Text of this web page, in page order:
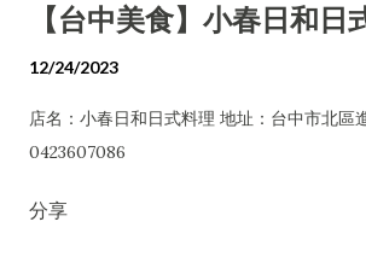
【台中美食】小春日和日
12/24/2023
店名：小春日和日式料理 地址：台中市北區
0423607086
分享